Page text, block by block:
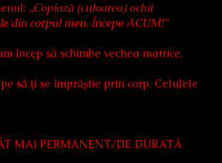
„Copiază (culoarea) ochii
din corpul meu. Începe ACUM!”
încep să schimbe vechea matrice,
să ți se împrăștie prin corp. Celulele
MAI PERMANENT/DE DURATĂ